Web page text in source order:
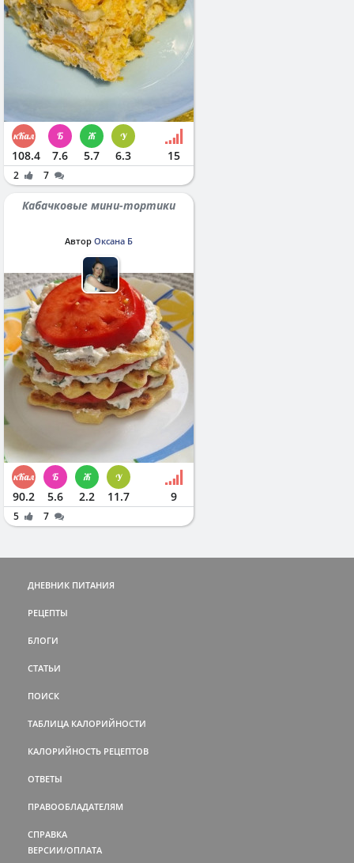
108.4 7.6 5.7 6.3 15
2 7
Кабачковые мини-тортики
Автор Оксана Б
90.2 5.6 2.2 11.7 9
5 7
ДНЕВНИК ПИТАНИЯ
РЕЦЕПТЫ
БЛОГИ
СТАТЬИ
ПОИСК
ТАБЛИЦА КАЛОРИЙНОСТИ
КАЛОРИЙНОСТЬ РЕЦЕПТОВ
ОТВЕТЫ
ПРАВООБЛАДАТЕЛЯМ
СПРАВКА
ВЕРСИИ/ОПЛАТА